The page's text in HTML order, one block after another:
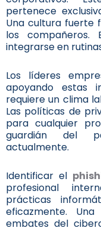
pertenece
Una cultura fuerte
los
integrarse en
Los líderes
apoyando estas
requiere un clima
Las políticas de
para cualquier
guardián del
actualmente.
Identificar el
profesional
prácticas
eficazmente.
embates del